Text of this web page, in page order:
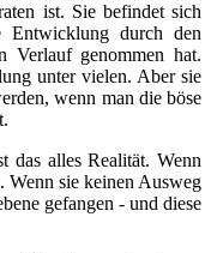
ist. Sie befindet sich
Entwicklung durch den
Verlauf genommen hat.
unter vielen. Aber sie
wenn man die böse
das alles Realität. Wenn
Wenn sie keinen Ausweg
gefangen - und diese